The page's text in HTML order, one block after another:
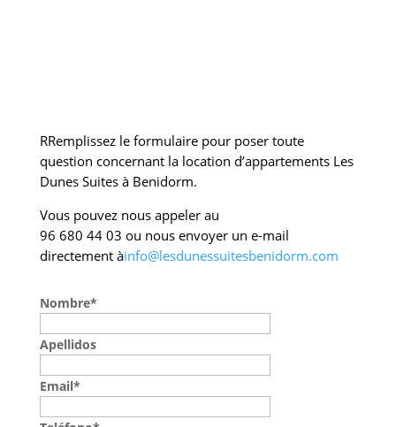
RRemplissez le formulaire pour poser toute
question concernant la location d’appartements Les
Dunes Suites à Benidorm.
Vous pouvez nous appeler au
96 680 44 03 ou nous envoyer un e-mail
directement àinfo@lesdunessuitesbenidorm.com
Nombre*
Apellidos
Email*